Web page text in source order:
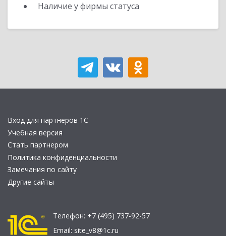
Наличие у фирмы статуса
Вход для партнеров 1С
Учебная версия
Стать партнером
Политика конфиденциальности
Замечания по сайту
Другие сайты
Телефон: +7 (495) 737-92-57
Email: site_v8@1c.ru